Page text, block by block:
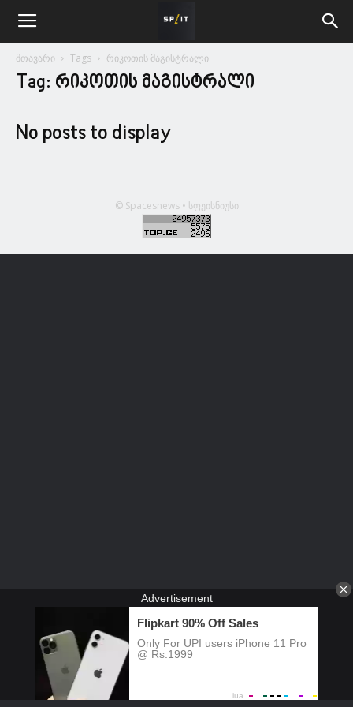
მთავარი Tags რიკოთის მაგისტრალი
Tag: რიკოთის მაგისტრალი
No posts to display
© Spacesnews • სფეისნიუსი